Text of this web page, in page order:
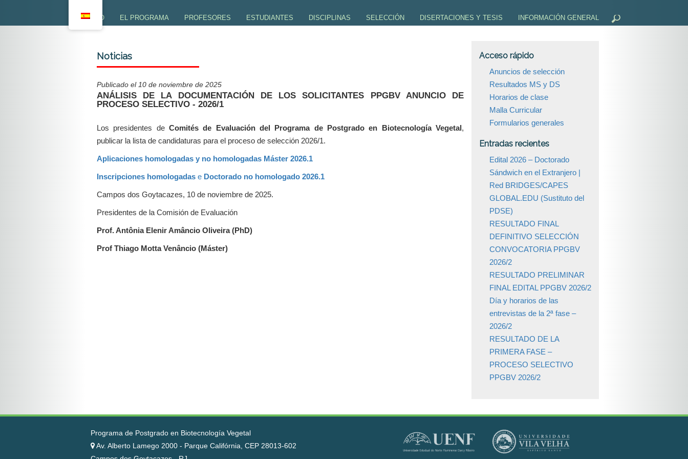
INICIO EL PROGRAMA
LÍNEAS DE INVESTIGACIÓN
COMITÉ DE COORDINACIÓN
SECRETARÍA DEL PROGRAMA
ACTIVIDADES DE EXTENSIÓN
PROFESORES
PRODUCTIVIDAD DOCENTE
ESTUDIANTES
EGRESADOS
FLUJO DE ESTUDIANTES
DISCIPLINAS SELECCIÓN DISERTACIONES Y TESIS
INSTRUCCIONES PARA LA DEFENSA - DISERTACIÓN/TESIS
ENTREGA DE COPIAS
INFORMACIÓN GENERAL
BECAS Y AYUDAS
REGLAMENTO, RESOLUCIONES, NORMAS Y
CALENDARIO DE PROGRAMAS DE POSGRADO
FORMULARIOS GENERALES
LEGISLACIÓN BRASILEÑA
VIVIR EN BRASIL
Noticias
Publicado el 10 de noviembre de 2025
ANÁLISIS DE LA DOCUMENTACIÓN DE LOS SOLICITANTES PPGBV ANUNCIO DE
PROCESO SELECTIVO - 2026/1
Los presidentes deComités de Evaluación del Programa de Postgrado en Biotecnología Vegetal,
publicar la lista de candidaturas para el proceso de selección 2026/1.
Aplicaciones homologadas y no homologadas Máster 2026.1
Inscripciones homologadas e Doctorado no homologado 2026.1
Campos dos Goytacazes, 10 de noviembre de 2025.
Presidentes de la Comisión de Evaluación
Prof. Antônia Elenir Amâncio Oliveira (PhD)
Prof Thiago Motta Venâncio (Máster)
Acceso rápido
Anuncios de selección
Resultados MS y DS
Horarios de clase
Malla Curricular
Formularios generales
Entradas recientes
Edital 2026 – Doctorado
Sándwich en el Extranjero |
Red BRIDGES/CAPES
GLOBAL.EDU (Sustituto del
PDSE)
RESULTADO FINAL
DEFINITIVO SELECCIÓN
CONVOCATORIA PPGBV
2026/2
RESULTADO PRELIMINAR
FINAL EDITAL PPGBV 2026/2
Día y horarios de las
entrevistas de la 2ª fase –
2026/2
RESULTADO DE LA
PRIMERA FASE –
PROCESO SELECTIVO
PPGBV 2026/2
Programa de Postgrado en Biotecnología Vegetal
Av. Alberto Lamego 2000 - Parque Califórnia, CEP 28013-602